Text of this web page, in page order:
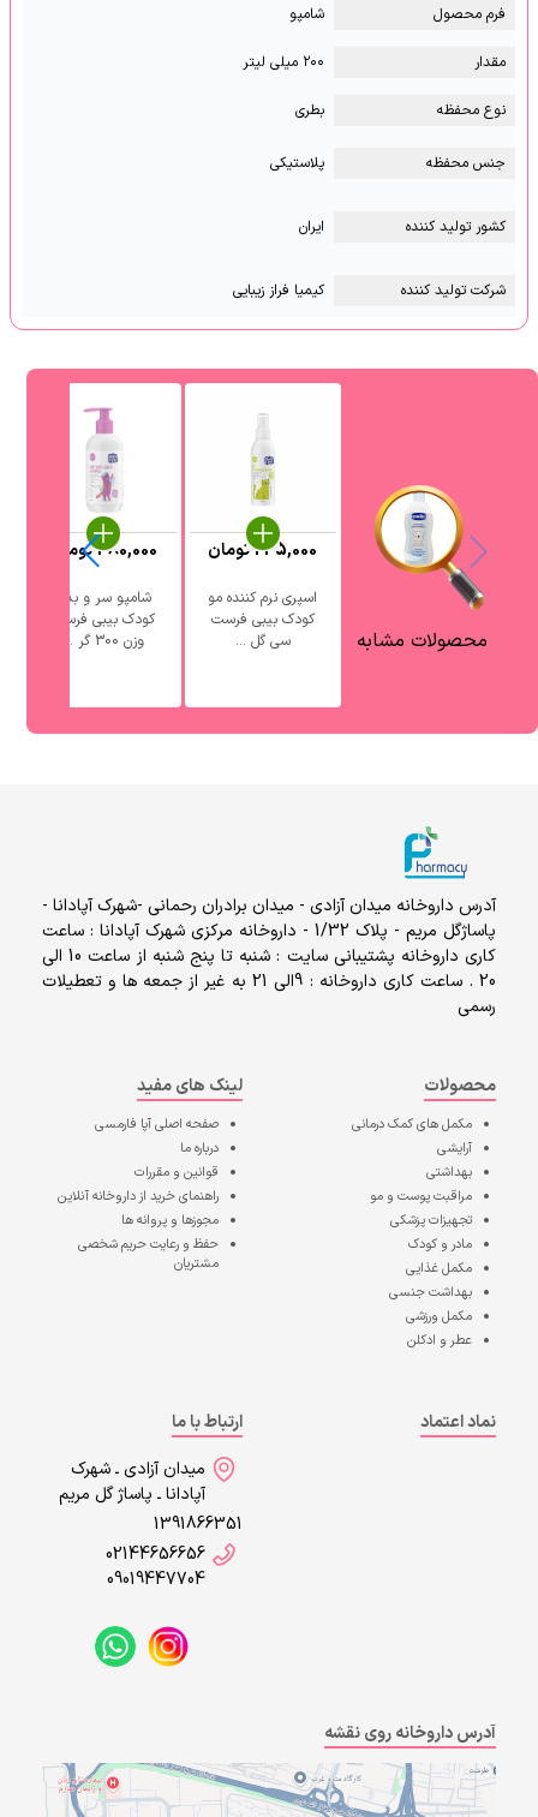
فرم محصول شامپو
مقدار ۲۰۰ میلی لیتر
نوع محفظه بطری
جنس محفظه پلاستیکی
کشور تولید کننده ایران
شرکت تولید کننده کیمیا فراز زیبایی
محصولات مشابه
اسپری نرم کننده مو
کودک بیبی فرست
سی گل ...
235,000تومان
شامپو سر و بدن
کودک بیبی فرست
وزن 300 گر ...
380,000تومان
آدرس داروخانه میدان آزادی - میدان برادران رحمانی -شهرک آپادانا -
پاساژگل مریم - پلاک 1/32 - داروخانه مرکزی شهرک آپادانا : ساعت
کاری داروخانه پشتیبانی سایت : شنبه تا پنج شنبه از ساعت 10 الی
20 . ساعت کاری داروخانه : 9الی 21 به غیر از جمعه ها و تعطیلات
رسمی
محصولات
مکمل های کمک درمانی
آرایشی
بهداشتی
مراقبت پوست و مو
تجهیزات پزشکی
مادر و کودک
مکمل غذایی
بهداشت جنسی
مکمل ورزشی
عطر و ادکلن
لینک های مفید
صفحه اصلیآپا فارمسی
درباره ما
قوانین و مقررات
راهنمای خرید از داروخانه آنلاین
مجوزها و پروانه ها
حفظ و رعایت حریم شخصی
مشتریان
نماد اعتماد
ارتباط با ما
میدان آزادی ـ شهرک
آپادانا ـ پاساژ گل مریم
1391866351
02144656656
09019447704
آدرس داروخانه روی نقشه